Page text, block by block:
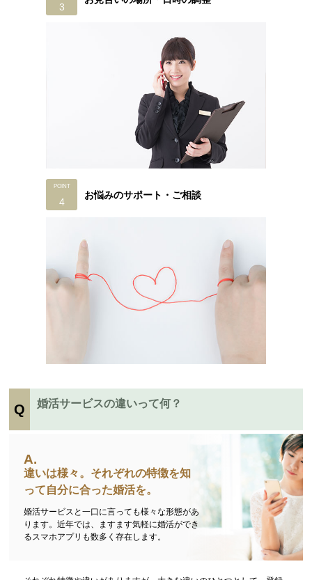
お悩みのサポート・ ご相談
婚活サービスの違いって何？
違いは様々。それぞれの特徴を知
って自分に合った婚活を。
婚活サービスと一口に言っても様々な形態があ
ります。近年では、ますます気軽に婚活ができ
るスマホアプリも数多く存在します。